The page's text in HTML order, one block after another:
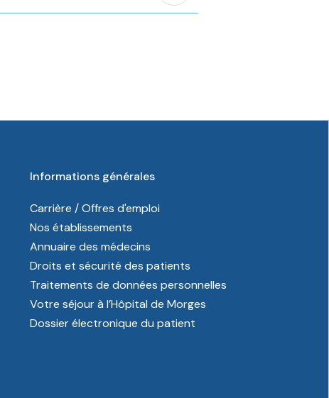
Informations générales
Carrière / Offres d'emploi
Nos établissements
Annuaire des médecins
Droits et sécurité des patients
Traitements de données personnelles
Votre séjour à l’Hôpital de Morges
Dossier électronique du patient